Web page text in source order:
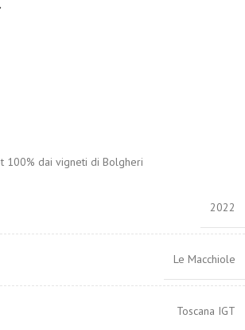
100% dai vigneti di Bolgheri
2022
Le Macchiole
Toscana IGT